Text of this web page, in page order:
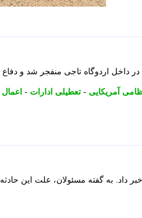
در داخل اردوگاه تاجی منفجر شد و دفاع
آمریکایی - تعطیلی ادارات - اعمال
داد. به گفته مسئولان، علت این حادثه